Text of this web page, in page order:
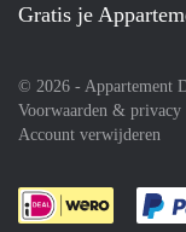
Gratis je
© 2026 - Appartement
Voorwaarden & privacy
Account verwijderen